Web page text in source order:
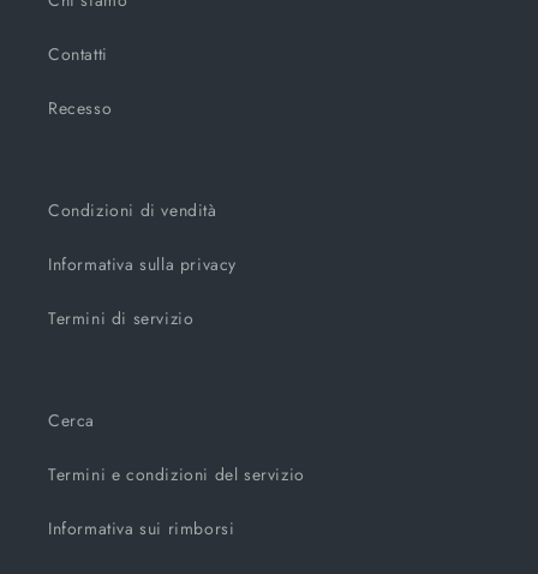
Contatti
Recesso
Condizioni di vendità
Informativa sulla privacy
Termini di servizio
Cerca
Termini e condizioni del servizio
Informativa sui rimborsi